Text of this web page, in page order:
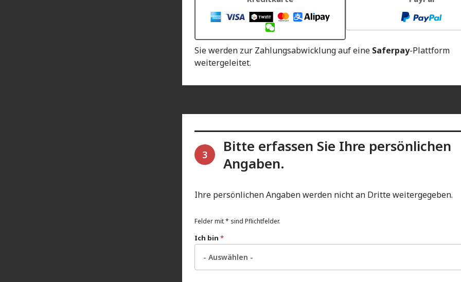
Sie werden zur Zahlungsabwicklung auf eine Saferpay-Plattform
weitergeleitet.
3
Bitte erfassen Sie Ihre persönlichen
Angaben.
Ihre persönlichen Angaben werden nicht an Dritte weitergegeben.
Felder mit * sind Pflichtfelder.
Ich bin *